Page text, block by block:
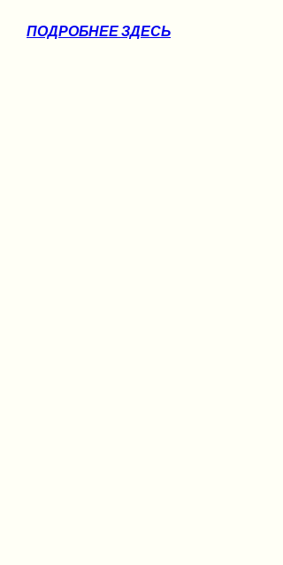
ПОДРОБНЕЕ ЗДЕСЬ